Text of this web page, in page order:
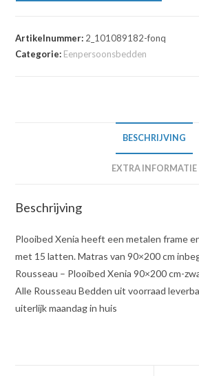
Artikelnummer: 2_101089182-fonq
Categorie: Eenpersoonsbedden
BESCHRIJVING
EXTRA INFORMATIE
Beschrijving
Plooibed Xenia heeft een metalen frame
met 15 latten. Matras van 90×200 cm
Rousseau – Plooibed Xenia 90×200 cm-
Alle Rousseau Bedden uit voorraad
uiterlijk maandag in huis